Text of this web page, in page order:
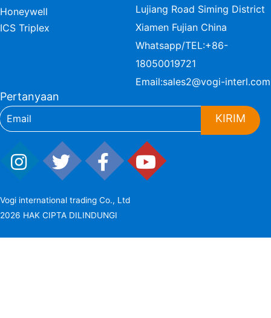
Honeywell
ICS Triplex
Lujiang Road Siming District
Xiamen Fujian China
Whatsapp/TEL:+86-
18050019721
Email:sales2@vogi-interl.com
Pertanyaan
KIRIM
Vogi international trading Co., Ltd
2026 HAK CIPTA DILINDUNGI